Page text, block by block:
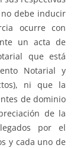
debe inducir
ocurre con
un acta de
que está
Notarial y
ni que la
de dominio
de la
por el
y cada uno de